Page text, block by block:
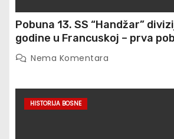
Pobuna 13. SS “Handžar”
godine u Francuskoj – prva
moćnom Waffen SS ogranku
Nema Komentara
HISTORIJA BOSNE